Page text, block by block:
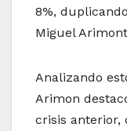
8%,
Miguel
Analizando
Arimon
crisis anterior,